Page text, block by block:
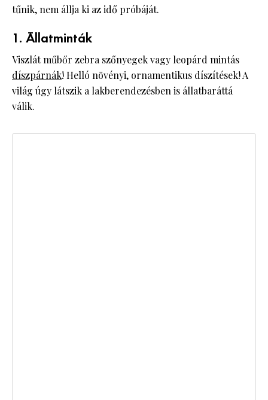
tűnik, nem állja ki az idő próbáját.
1. Állatminták
Viszlát műbőr zebra szőnyegek vagy leopárd mintás
díszpárnák! Helló növényi, ornamentikus díszítések! A
világ úgy látszik a lakberendezésben is állatbaráttá
válik.